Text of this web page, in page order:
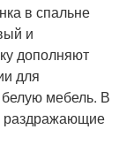
в спальне
и
дополняют
для
белую мебель. В
раздражающие